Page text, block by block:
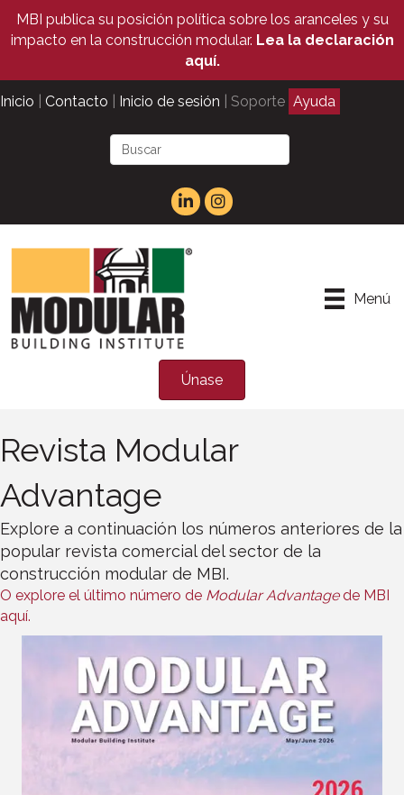
MBI publica su posición política sobre los aranceles y su
impacto en la construcción modular. Lea la declaración
aquí.
Inicio Contacto Inicio de sesión | Soporte Ayuda
Menú
Únase
Revista Modular
Advantage
Explore a continuación los números anteriores de la
popular revista comercial del sector de la
construcción modular de MBI.
O explore el último número de Modular Advantagede MBI
aquí.